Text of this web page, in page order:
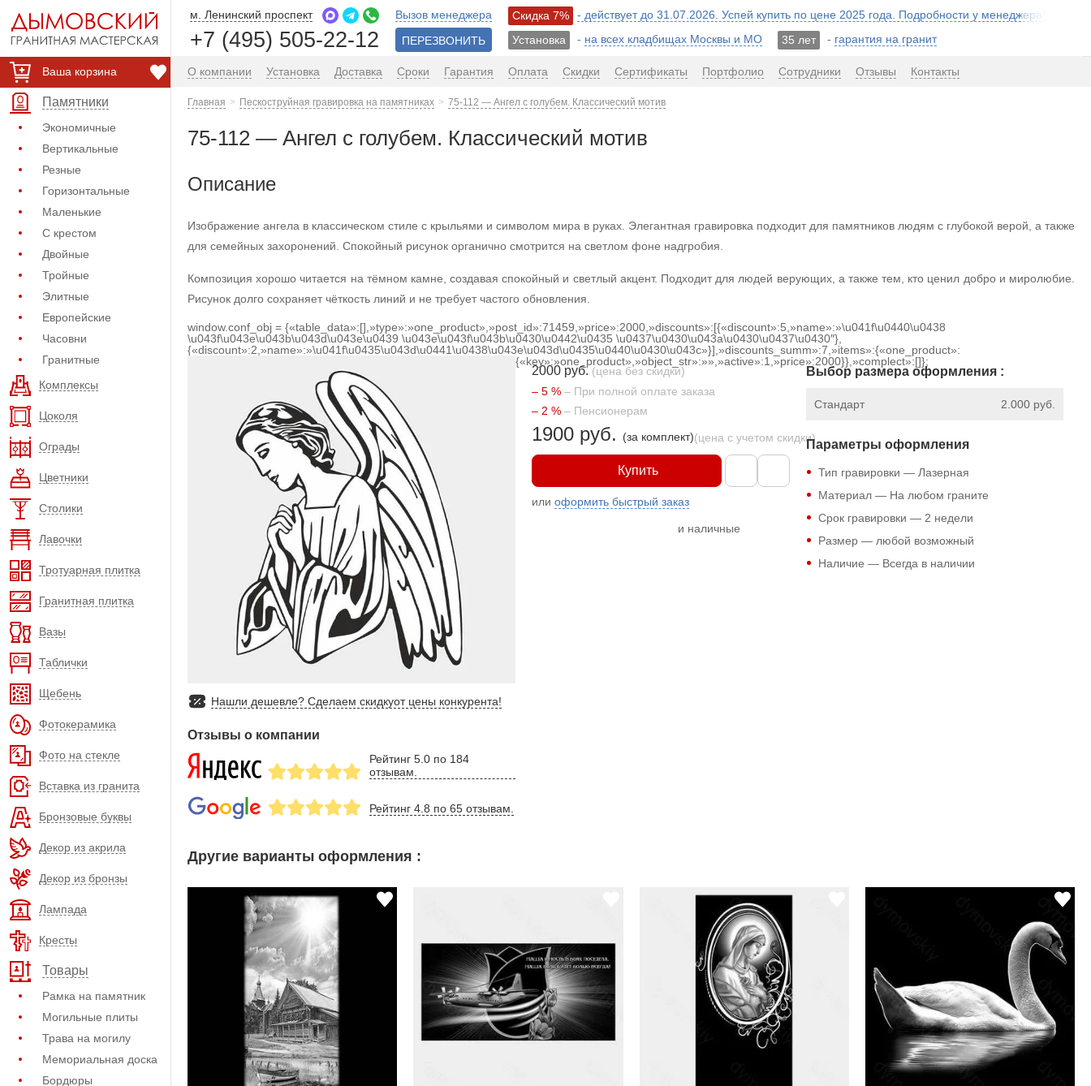
Ваша корзина
Памятники
Экономичные
Вертикальные
Резные
Горизонтальные
Маленькие
С крестом
Двойные
Тройные
Элитные
Европейские
Часовни
Гранитные
Комплексы
Цоколя
Ограды
Цветники
Столики
Лавочки
Тротуарная плитка
Гранитная плитка
Вазы
Таблички
Щебень
Фотокерамика
Фото на стекле
Вставка из гранита
Бронзовые буквы
Декор из акрила
Декор из бронзы
Лампада
Кресты
Товары
Рамка на памятник
Могильные плиты
Трава на могилу
Мемориальная доска
Бордюры
м. Ленинский проспект
+7 (495) 505-22-12
Вызов менеджера
ПЕРЕЗВОНИТЬ
Скидка 7%
- действует до 31.07.2026. Успей купить по цене 2025 года. Подробности у менеджера!
Установка
- на всех кладбищах Москвы и МО 35 лет - гарантия на гранит
О компании Установка Доставка Сроки Гарантия Оплата Скидки Сертификаты Портфолио Сотрудники Отзывы Контакты
Главная Пескоструйная гравировка на памятниках 75-112 — Ангел с голубем. Классический мотив
75-112 — Ангел с голубем. Классический мотив
Описание
Изображение ангела в классическом стиле с крыльями и символом мира в руках. Элегантная гравировка подходит для памятников людям с глубокой верой, а также
для семейных захоронений. Спокойный рисунок органично смотрится на светлом фоне надгробия.
Композиция хорошо читается на тёмном камне, создавая спокойный и светлый акцент. Подходит для людей верующих, а также тем, кто ценил добро и миролюбие.
Рисунок долго сохраняет чёткость линий и не требует частого обновления.
window.conf_obj = {«table_data»:[],»type»:»one_product»,»post_id»:71459,»price»:2000,»discounts»:[{«discount»:5,»name»:»\u041f\u0440\u0438
\u043f\u043e\u043b\u043d\u043e\u0439 \u043e\u043f\u043b\u0430\u0442\u0435 \u0437\u0430\u043a\u0430\u0437\u0430″},
{«discount»:2,»name»:»\u041f\u0435\u043d\u0441\u0438\u043e\u043d\u0435\u0440\u0430\u043c»}],»discounts_summ»:7,»items»:{«one_product»:
{«key»:»one_product»,»object_str»:»»,»active»:1,»price»:2000}},»complect»:[]};
Нашли дешевле? Сделаем скидкуот цены конкурента!
Отзывы о компании
Рейтинг 5.0 по 184
отзывам.
Рейтинг 4.8 по 65 отзывам.
2000 руб. (цена без скидки)
– 5 % – При полной оплате заказа
– 2 % – Пенсионерам
1900 руб. (за комплект)(цена с учетом скидки)
Купить
илиоформить быстрый заказ
и наличные
Выбор размера оформления :
2.000 руб.
Стандарт
Параметры оформления
Тип гравировки — Лазерная
Материал — На любом граните
Срок гравировки — 2 недели
Размер — любой возможный
Наличие — Всегда в наличии
Другие варианты оформления :